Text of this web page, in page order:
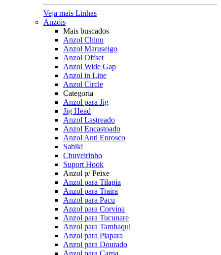
Veja mais Linhas
Anzóis
Mais buscados
Anzol Chinu
Anzol Maruseigo
Anzol Offset
Anzol Wide Gap
Anzol in Line
Anzol Circle
Categoria
Anzol para Jig
Jig Head
Anzol Lastreado
Anzol Encastoado
Anzol Anti Enrosco
Sabiki
Chuveirinho
Suport Hook
Anzol p/ Peixe
Anzol para Tilapia
Anzol para Traira
Anzol para Pacu
Anzol para Corvina
Anzol para Tucunare
Anzol para Tambaqui
Anzol para Piapara
Anzol para Dourado
Anzol para Carpa